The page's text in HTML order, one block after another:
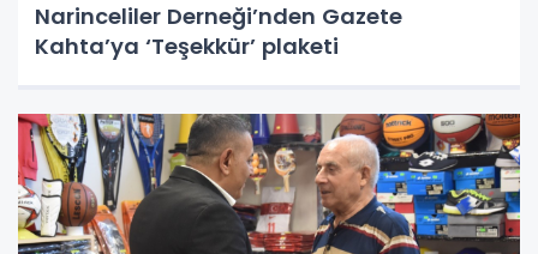
Narinceliler Derneği’nden Gazete
Kahta’ya ‘Teşekkür’ plaketi